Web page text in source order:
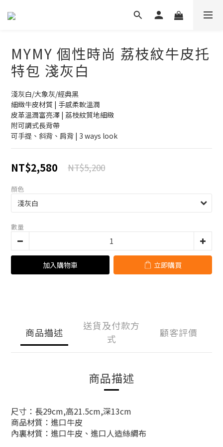
MYMY 個性時尚 荔枝紋牛皮托
特包 淺灰白
淺灰白/大象灰/經典黑
細緻牛皮材質 | 手感柔軟溫潤
皮革溫潤富亮澤 | 荔枝紋質地細緻
附可調式長背帶
可手提、斜背、肩背 | 3 ways look
NT$2,580 NT$5,200
顏色
數量
加入購物車 立即購買
商品描述
送貨及付款方
式
顧客評價
商品描述
尺寸：長29cm,高21.5cm,深13cm
商品材質：進口牛皮
內裏材質：進口牛皮、進口人造絲綢布